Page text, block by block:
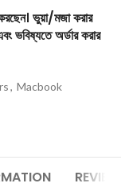
ভুয়া/মজা করার
ভবিষ্যতে অর্ডার করার
, Macbook